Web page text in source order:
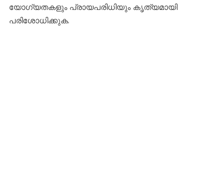
യോഗ്യതകളും പ്രായപരിധിയും കൃത്യമായി
പരിശോധിക്കുക.